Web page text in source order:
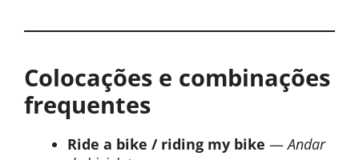
Colocações e combinações
frequentes
Ride a bike / riding my bike —Andar